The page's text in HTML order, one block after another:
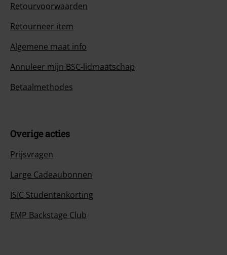
Retourvoorwaarden
Retourneer item
Algemene maat info
Annuleer mijn BSC-lidmaatschap
Betaalmethodes
Overige acties
Prijsvragen
Large Cadeaubonnen
ISIC Studentenkorting
EMP Backstage Club